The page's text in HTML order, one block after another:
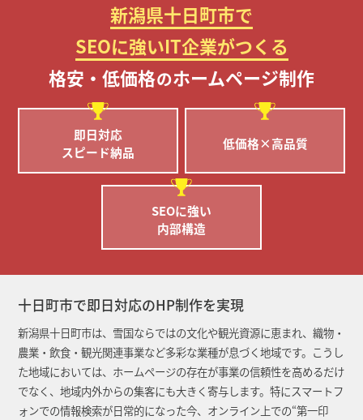
新潟県十日町市で
SEOに強いIT企業がつくる
格安・低価格のホームページ制作
即日対応
スピード納品
低価格×高品質
SEOに強い
内部構造
十日町市で即日対応のHP制作を実現
新潟県十日町市は、雪国ならではの文化や観光資源に恵まれ、織物・
農業・飲食・観光関連事業など多彩な業種が息づく地域です。こうし
た地域においては、ホームページの存在が事業の信頼性を高めるだけ
でなく、地域内外からの集客にも大きく寄与します。特にスマートフ
ォンでの情報検索が日常的になった今、オンライン上での“第一印